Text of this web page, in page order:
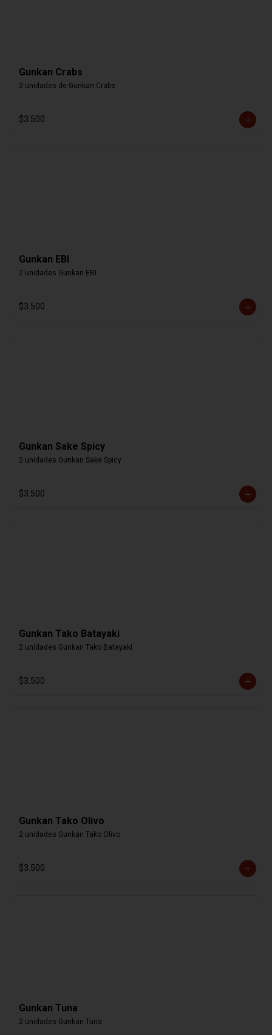
Gunkan Crabs
2 unidades de Gunkan Crabs
$3.500
Gunkan EBI
2 unidades Gunkan EBI
$3.500
Gunkan Sake Spicy
2 unidades Gunkan Sake Spicy
$3.500
Gunkan Tako Batayaki
2 unidades Gunkan Tako Batayaki
$3.500
Gunkan Tako Olivo
2 unidades Gunkan Tako Olivo
$3.500
Gunkan Tuna
2 unidades Gunkan Tuna